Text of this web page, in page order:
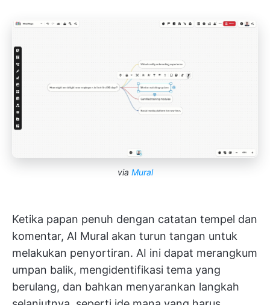
via Mural
Ketika papan penuh dengan catatan tempel dan
komentar, AI Mural akan turun tangan untuk
melakukan penyortiran. AI ini dapat merangkum
umpan balik, mengidentifikasi tema yang
berulang, dan bahkan menyarankan langkah